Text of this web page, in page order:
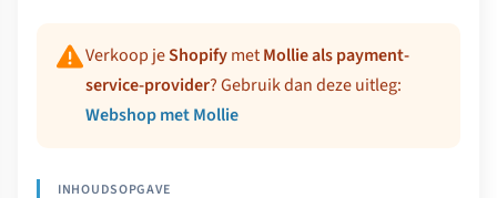
Verkoop jeShopifymetMollie als payment-
service-provider? Gebruik dan deze uitleg:
Webshop met Mollie